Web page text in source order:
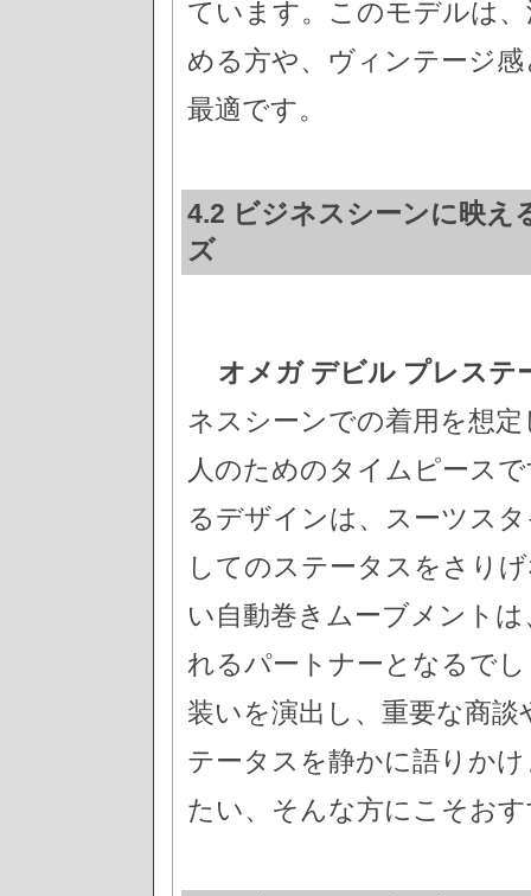
ています。このモデルは
める方や、ヴィンテージ
最適です。
4.2 ビジネスシーンに映
ズ
オメガ デビル プレステ
ネスシーンでの着用を想
人のためのタイムピース
るデザインは、スーツス
してのステータスをさり
い自動巻きムーブメント
れるパートナーとなるで
装いを演出し、重要な商
テータスを静かに語りか
たい、そんな方にこそお